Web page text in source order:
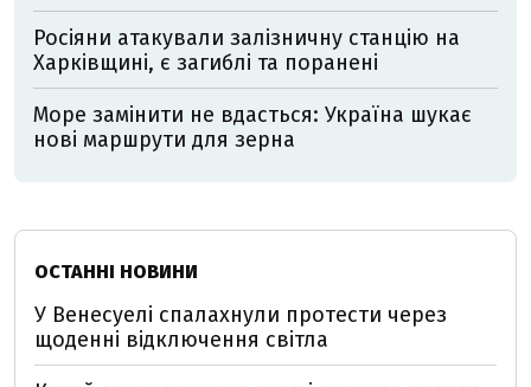
Росіяни атакували залізничну станцію на
Харківщині, є загиблі та поранені
Море замінити не вдасться: Україна шукає
нові маршрути для зерна
ОСТАННІ НОВИНИ
У Венесуелі спалахнули протести через
щоденні відключення світла